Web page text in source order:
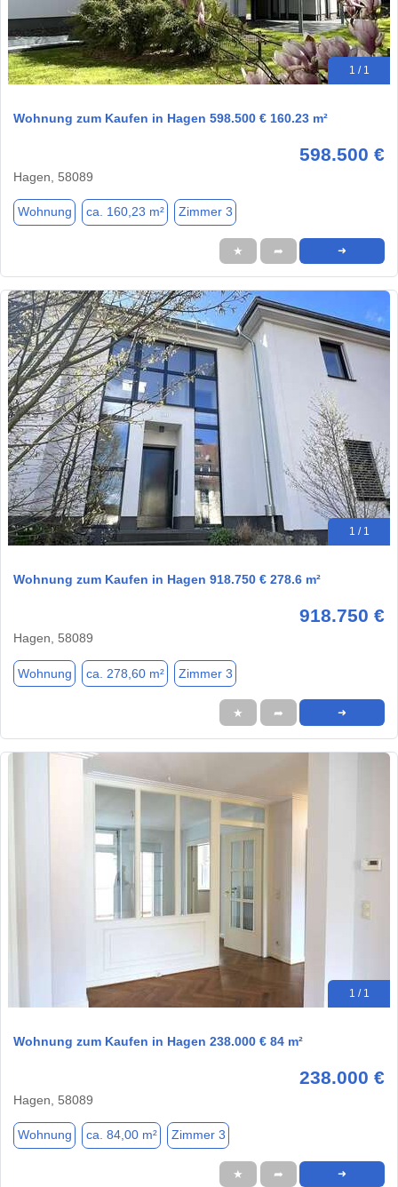
1 / 1
Wohnung zum Kaufen in Hagen 598.500 € 160.23 m²
598.500 €
Hagen, 58089
Wohnung ca. 160,23 m² Zimmer 3
★ ➦ ➜
1 / 1
Wohnung zum Kaufen in Hagen 918.750 € 278.6 m²
918.750 €
Hagen, 58089
Wohnung ca. 278,60 m² Zimmer 3
★ ➦ ➜
1 / 1
Wohnung zum Kaufen in Hagen 238.000 € 84 m²
238.000 €
Hagen, 58089
Wohnung ca. 84,00 m² Zimmer 3
★ ➦ ➜